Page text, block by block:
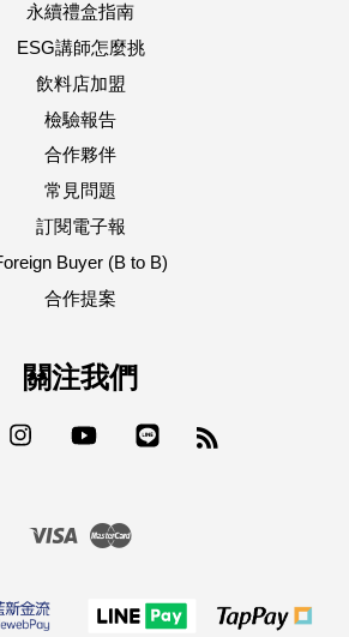
永續禮盒指南
ESG講師怎麼挑
飲料店加盟
檢驗報告
合作夥伴
常見問題
訂閱電子報
Buyer (B to B)
合作提案
關注我們
Instagram YouTube
Visa